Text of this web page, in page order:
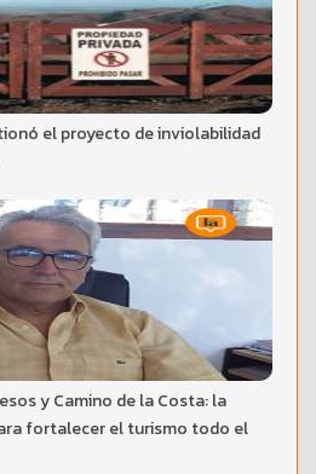
el proyecto de inviolabilidad
y Camino de la Costa: la
fortalecer el turismo todo el